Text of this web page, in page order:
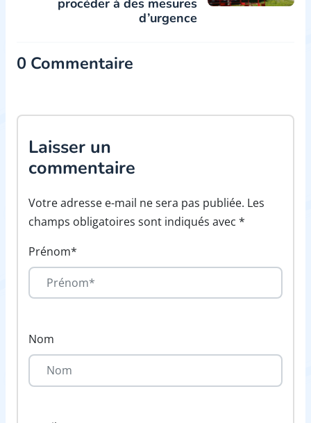
d’urgence
0 Commentaire
Laisser un
commentaire
Votre adresse e-mail ne sera pas publiée. Les
champs obligatoires sont indiqués avec *
Prénom*
Nom